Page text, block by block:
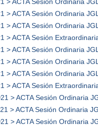
> ACTA Sesión Ordinaria
> ACTA Sesión Ordinaria
> ACTA Sesión
> ACTA Sesión Ordinaria
> ACTA Sesión Ordinaria
> ACTA Sesión Ordinaria
> ACTA Sesión
> ACTA Sesión Ordinaria
> ACTA Sesión Ordinaria
> ACTA Sesión Ordinaria